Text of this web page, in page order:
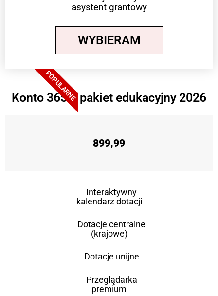
asystent grantowy
WYBIERAM
POPULARNE
Konto 365 + pakiet edukacyjny 2026
899,99
Interaktywny
kalendarz dotacji
Dotacje centralne
(krajowe)
Dotacje unijne
Przeglądarka
premium